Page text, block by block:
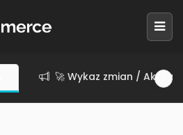
🚀 Wykaz zmian /